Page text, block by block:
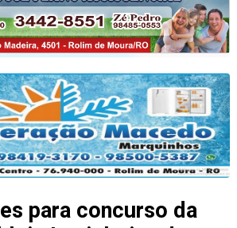
para concurso da